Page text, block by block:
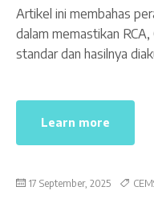
Artikel ini membahas
dalam memastikan
standar dan hasilnya
Learn more
17 September, 2025